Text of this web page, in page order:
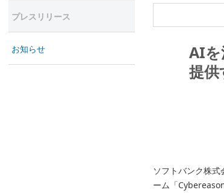
AIを
提
ソフトバンク株
ーム「
プレスリリース
お知らせ